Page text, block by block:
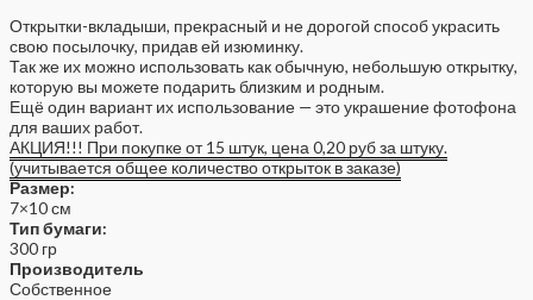
Открытки-вкладыши, прекрасный и не дорогой способ украсить
свою посылочку, придав ей изюминку.
Так же их можно использовать как обычную, небольшую открытку,
которую вы можете подарить близким и родным.
Ещё один вариант их использование — это украшение фотофона
для ваших работ.
АКЦИЯ!!! При покупке от 15 штук, цена 0,20 руб за штуку.
(учитывается общее количество открыток в заказе)
Размер:
7×10 см
Тип бумаги:
300 гр
Производитель
Собственное